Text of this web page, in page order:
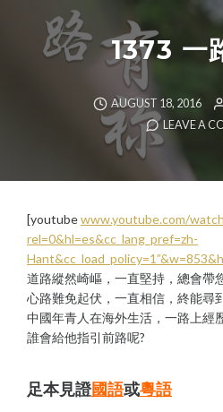
1373 一
AUGUST 18, 2016
LEAVE A
[youtubewww.youtube.com/
rel=0&hl=es&cc_lang_pref=zh-
道路縱然崎嶇，一直堅持，總會帶
心路難免起伏，一直相信，終能尋
中國年青人在海外生活，一路上經
誰會給他指引前路呢?
足本見證國語或粵語